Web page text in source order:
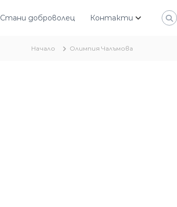
Стани доброволец Контакти
Начало Олимпия Чалъмова